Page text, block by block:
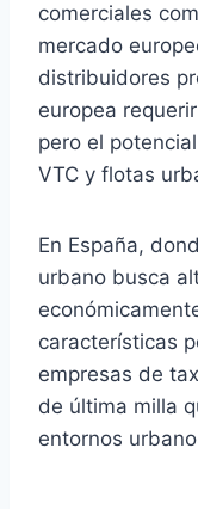
comerciales
mercado
distribuidores
europea
pero el
VTC y flotas
En España,
urbano busca
características
empresas de
de última milla
entornos